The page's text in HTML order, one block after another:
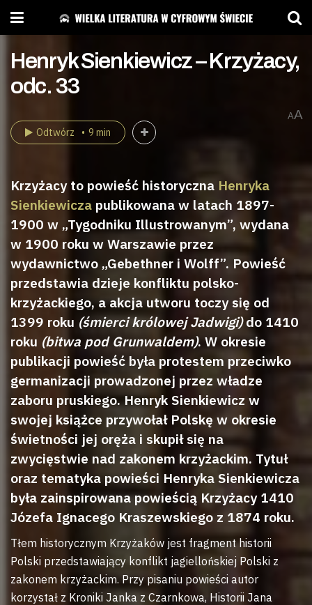
Henryk Sienkiewicz – Krzyżacy,
odc. 33
AA
Odtwórz 9 min
Krzyżacy to powieść historyczna Henryka
Sienkiewicza publikowana w latach 1897-
1900 w „Tygodniku Illustrowanym”, wydana
w 1900 roku w Warszawie przez
wydawnictwo „Gebethner i Wolff”. Powieść
przedstawia dzieje konfliktu polsko-
krzyżackiego, a akcja utworu toczy się od
1399 roku (śmierci królowej Jadwigi)do 1410
roku (bitwa pod Grunwaldem). W okresie
publikacji powieść była protestem przeciwko
germanizacji prowadzonej przez władze
zaboru pruskiego. Henryk Sienkiewicz w
swojej książce przywołał Polskę w okresie
świetności jej oręża i skupił się na
zwycięstwie nad zakonem krzyżackim. Tytuł
oraz tematyka powieści Henryka Sienkiewicza
była zainspirowana powieścią Krzyżacy 1410
Józefa Ignacego Kraszewskiego z 1874 roku.
Tłem historycznym Krzyżaków jest fragment historii
Polski przedstawiający konflikt jagiellońskiej Polski z
zakonem krzyżackim. Przy pisaniu powieści autor
korzystał z Kroniki Janka z Czarnkowa, Historii Jana